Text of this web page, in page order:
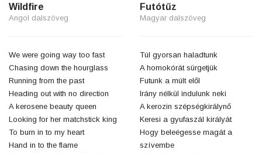
Wildfire
Angol dalszöveg
We were going way too fast
Chasing down the hourglass
Running from the past
Heading out with no direction
A kerosene beauty queen
Looking for her matchstick king
To burn in to my heart
Hand in to the flame
Futótűz
Magyar dalszöveg
Túl gyorsan haladtunk
A homokórát sürgetjük
Futunk a múlt elől
Irány nélkül indulunk neki
A kerozin szépségkirálynő
Keresi a gyufaszál királyát
Hogy beleégesse magát a
szívembe